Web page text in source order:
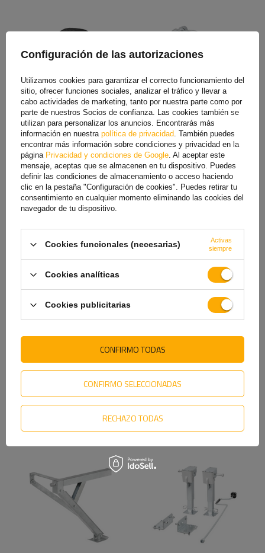
Rueda de repuesto para
ProPlus 341540, rueda
jockey de caucho macizo
de 200x50 mm.
Producto disponible en
grandes cantidades
8,49 €
Abrazadera para rueda
jockey ProPlus 341532V01
con función de inclinación
de 48 mm
Producto disponible en
grandes cantidades
20,49 €
almohadillas de soporte
con resorte, 20,5 x 27,5
cm.
Producto disponible en
81,99 €
de esquina estabilizadoras
361538
Producto disponible en
21,49 €
Configuración de las autorizaciones
Utilizamos cookies para garantizar el correcto funcionamiento del
sitio, ofrecer funciones sociales, analizar el tráfico y llevar a
cabo actividades de marketing, tanto por nuestra parte como por
parte de nuestros Socios de confianza. Las cookies también se
utilizan para personalizar los anuncios. Encontrarás más
información en nuestra política de privacidad. También puedes
encontrar más información sobre condiciones y privacidad en la
página Privacidad y condiciones de Google. Al aceptar este
mensaje, aceptas que se almacenen en tu dispositivo. Puedes
definir las condiciones de almacenamiento o acceso haciendo
clic en la pestaña "Configuración de cookies". Puedes retirar tu
consentimiento en cualquier momento eliminando las cookies del
navegador de tu dispositivo.
Cookies funcionales (necesarias)
Activas
siempre
Cookies analíticas
Cookies publicitarias
CONFIRMO SELECCIONADAS
RECHAZO TODAS
CONFIRMO TODAS